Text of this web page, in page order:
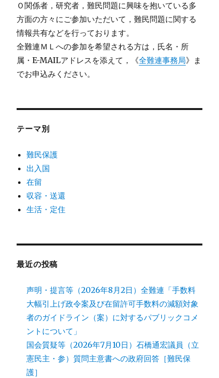
Ｏ関係者，研究者，難民問題に興味を抱いている多
方面の方々にご参加いただいて，難民問題に関する
情報共有などを行っております。
全難連ＭＬへの参加を希望される方は，氏名・所
属・E-MAILアドレスを添えて，《全難連事務局》ま
でお申込みください。
テーマ別
難民保護
出入国
在留
収容・送還
生活・定住
最近の投稿
声明・提言等（2026年8月2日）全難連「手数料
大幅引上げ政令案及び在留許可手数料の減額対象
者のガイドライン（案）に対するパブリックコメ
ントについて」
国会質疑等（2026年7月10日）石橋通宏議員（立
憲民主・参）質問主意書への政府回答［難民保
護］